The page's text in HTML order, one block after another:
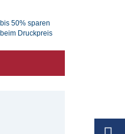
bis 50% sparen
beim Druckpreis